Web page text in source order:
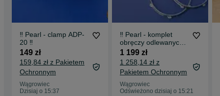
‼️ Pearl - clamp ADP-
20 ‼️
149 zł
159,84 zł z Pakietem
Ochronnym
Wągrowiec
Dzisiaj o 15:37
‼️ Pearl - komplet
obręczy odlewanych
Master Cast 10", 12",
14" ‼️
1 199 zł
1 258,14 zł z
Pakietem Ochronnym
Wągrowiec
Odświeżono dzisiaj o 15:21